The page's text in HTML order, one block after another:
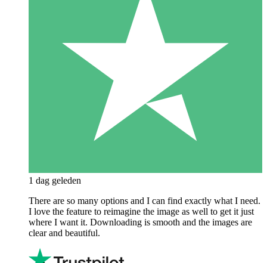
1 dag geleden
There are so many options and I can find exactly what I need.
I love the feature to reimagine the image as well to get it just
where I want it. Downloading is smooth and the images are
clear and beautiful.